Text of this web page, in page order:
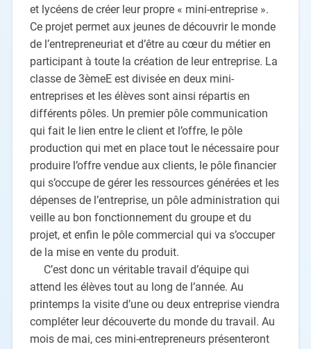
et lycéens de créer leur propre « mini-entreprise ».
Ce projet permet aux jeunes de découvrir le monde
de l’entrepreneuriat et d’être au cœur du métier en
participant à toute la création de leur entreprise. La
classe de 3èmeE est divisée en deux mini-
entreprises et les élèves sont ainsi répartis en
différents pôles. Un premier pôle communication
qui fait le lien entre le client et l’offre, le pôle
production qui met en place tout le nécessaire pour
produire l’offre vendue aux clients, le pôle financier
qui s’occupe de gérer les ressources générées et les
dépenses de l’entreprise, un pôle administration qui
veille au bon fonctionnement du groupe et du
projet, et enfin le pôle commercial qui va s’occuper
de la mise en vente du produit.
C’est donc un véritable travail d’équipe qui
attend les élèves tout au long de l’année. Au
printemps la visite d’une ou deux entreprise viendra
compléter leur découverte du monde du travail. Au
mois de mai, ces mini-entrepreneurs présenteront